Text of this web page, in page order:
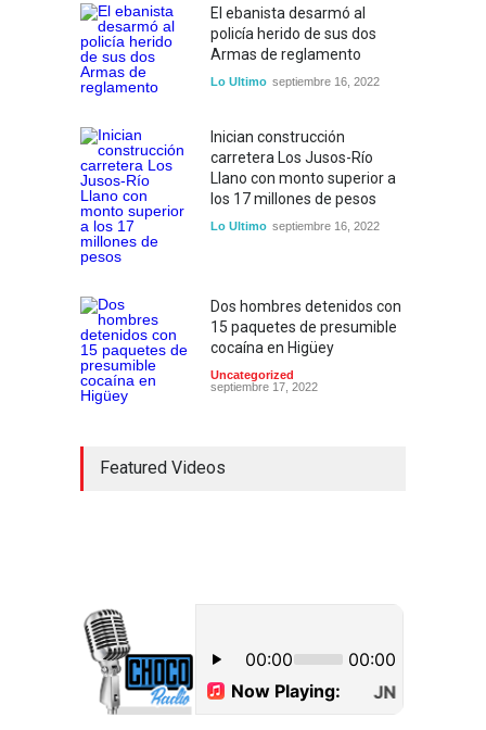
El ebanista desarmó al
policía herido de sus dos
Armas de reglamento
Lo Ultimo septiembre 16, 2022
Inician construcción
carretera Los Jusos-Río
Llano con monto superior a
los 17 millones de pesos
Lo Ultimo septiembre 16, 2022
Dos hombres detenidos con
15 paquetes de presumible
cocaína en Higüey
Uncategorized
septiembre 17, 2022
Featured Videos